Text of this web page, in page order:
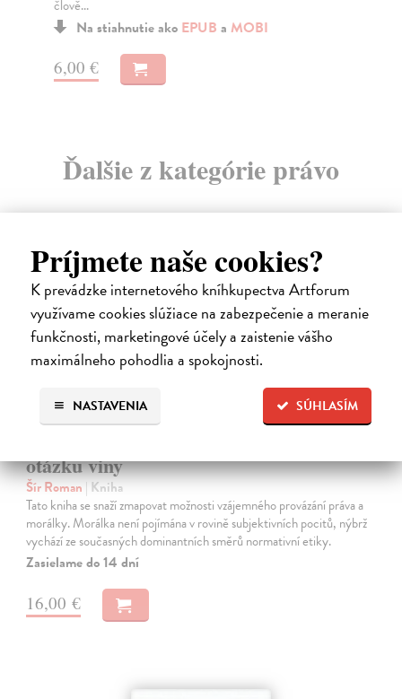
Príjmete naše cookies?
K prevádzke internetového kníhkupectva Artforum
využívame cookies slúžiace na zabezpečenie a meranie
funkčnosti, marketingové účely a zaistenie vášho
maximálneho pohodlia a spokojnosti.
SÚHLASÍM
NASTAVENIA
22,80 €
23,50 €
Ďalšie z kategórie právo
otázku viny
Šír Roman | Kniha
Tato kniha se snaží zmapovat možnosti vzájemného provázání práva a
morálky. Morálka není pojímána v rovině subjektivních pocitů, nýbrž
vychází ze současných dominantních směrů normativní etiky.
Zasielame do 14 dní
16,00 €